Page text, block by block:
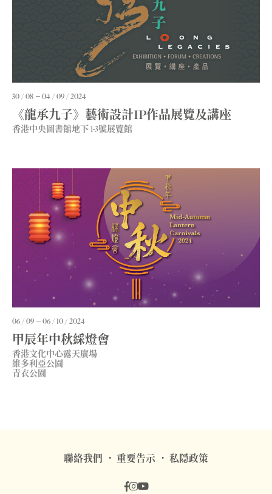
30 / 08 04 / 09 / 2024
《龍承九子》藝術設計IP作品展覽及講座
香港中央圖書館地下 1-3號展覽館
06 / 09 06 / 10 / 2024
甲辰年中秋綵燈會
香港文化中心露天廣場
維多利亞公園
青衣公園
聯絡我們 重要告示 私隠政策